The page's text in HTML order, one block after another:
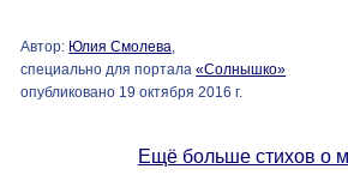
Автор: Юлия Смолева,
специально для портала«Солнышко»
опубликовано 19 октября 2016 г.
Ещё больше стихов о